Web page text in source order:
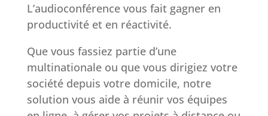
L’audioconférence vous fait gagner en
productivité et en réactivité.
Que vous fassiez partie d’une
multinationale ou que vous dirigiez votre
société depuis votre domicile, notre
solution vous aide à réunir vos équipes